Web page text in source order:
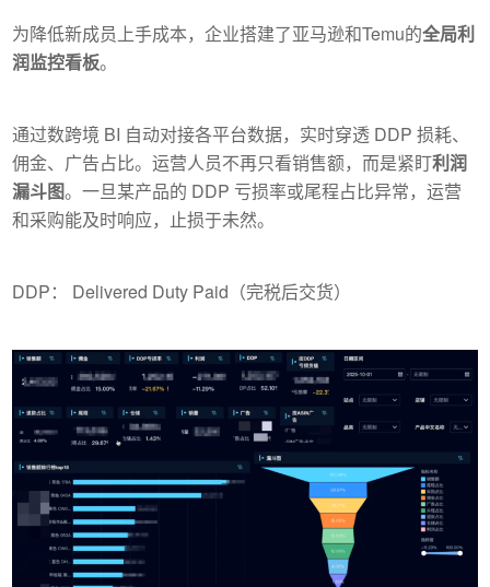
为降低新成员上手成本，企业搭建了亚马逊和Temu的全局利
润监控看板。
通过数跨境 BI 自动对接各平台数据，实时穿透 DDP 损耗、
佣金、广告占比。运营人员不再只看销售额，而是紧盯利润
漏斗图。一旦某产品的 DDP 亏损率或尾程占比异常，运营
和采购能及时响应，止损于未然。
DDP： Delivered Duty Paid（完税后交货）